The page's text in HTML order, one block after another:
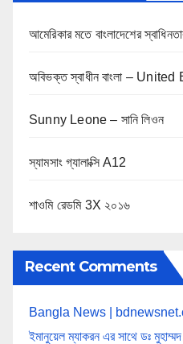
i
n
t
i
o
আমেরিকার মতে বাংলাদেশের
অবিভক্ত স্বাধীন বাংলা – United
Sunny Leone – সানি লিওন
স্যামসাং গ্যালাক্সি A12
শাওমি রেডমি 3X ২০১৬
Recent Comments
Bangla News |
ইমানুয়েল ম্যাকরন এর সাথে ডঃ